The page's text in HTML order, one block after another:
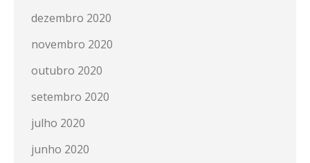
dezembro 2020
novembro 2020
outubro 2020
setembro 2020
julho 2020
junho 2020